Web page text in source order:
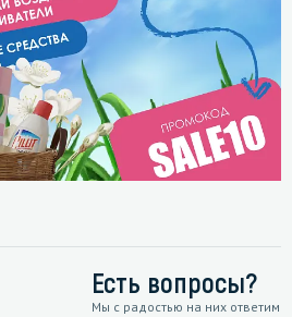
Есть вопросы?
Мы с радостью на них ответим